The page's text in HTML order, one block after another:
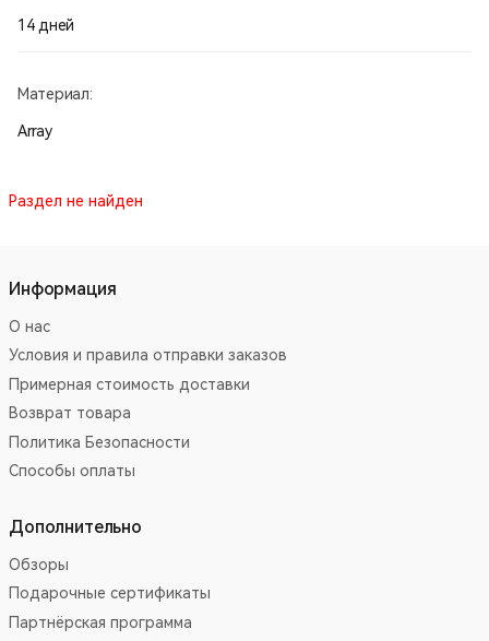
14 дней
Материал:
Array
Раздел не найден
Информация
О нас
Условия и правила отправки заказов
Примерная стоимость доставки
Возврат товара
Политика Безопасности
Способы оплаты
Дополнительно
Обзоры
Подарочные сертификаты
Партнёрская программа